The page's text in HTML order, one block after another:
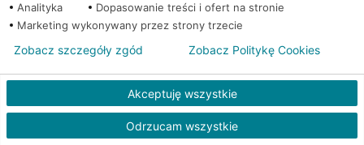
Kredyt gotówkowy na Twoje
wakacyjne plany
nie muszą czekać!
RRSO: 9,6%
Analityka
Dopasowanie treści i ofert na stronie
Marketing wykonywany przez strony trzecie
Akceptuję wszystkie
Odrzucam wszystkie
Zobacz szczegóły zgód Zobacz Politykę Cookies